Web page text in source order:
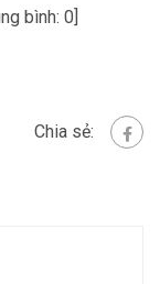
bình: 0
Chia sẻ: